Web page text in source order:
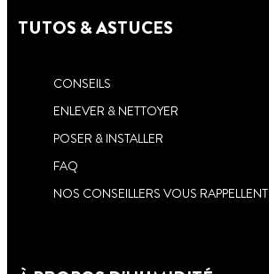
TUTOS & ASTUCES
CONSEILS
ENLEVER & NETTOYER
POSER & INSTALLER
FAQ
NOS CONSEILLERS VOUS RAPPELLENT